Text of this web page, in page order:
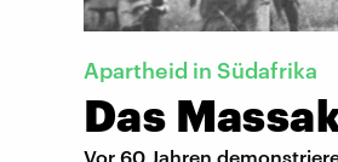
Apartheid in Südafrika
Das
Vor 60 Jahren